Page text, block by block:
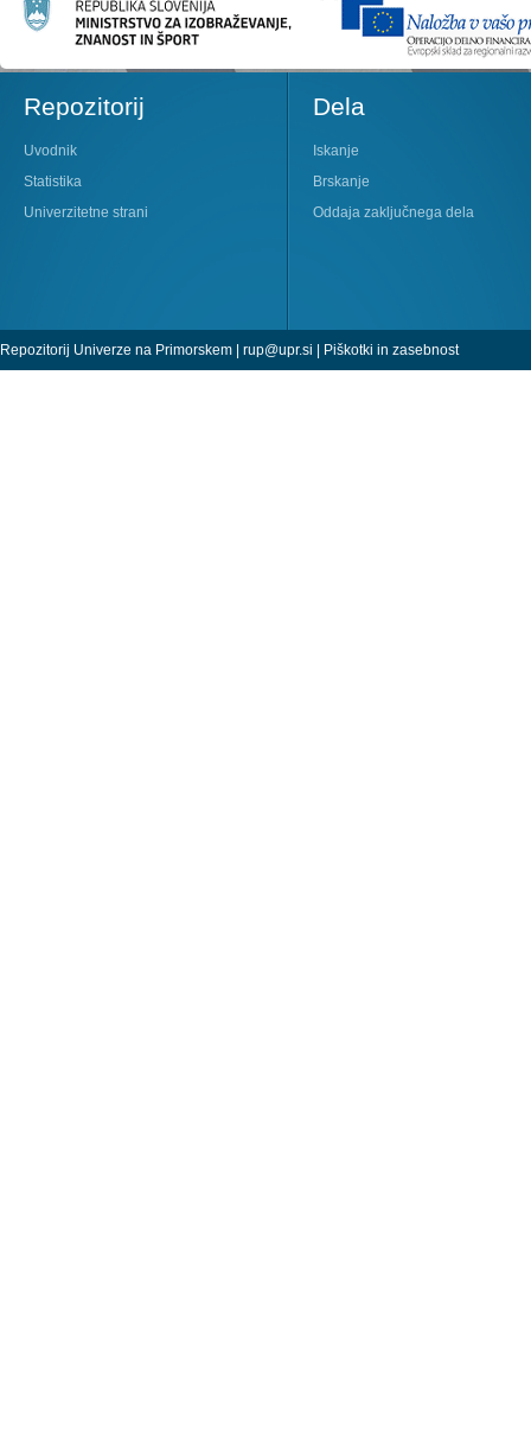
Repozitorij
Uvodnik
Statistika
Univerzitetne strani
Dela
Iskanje
Brskanje
Oddaja zaključnega dela
Repozitorij Univerze na Primorskem | rup@upr.si | Piškotki in zasebnost